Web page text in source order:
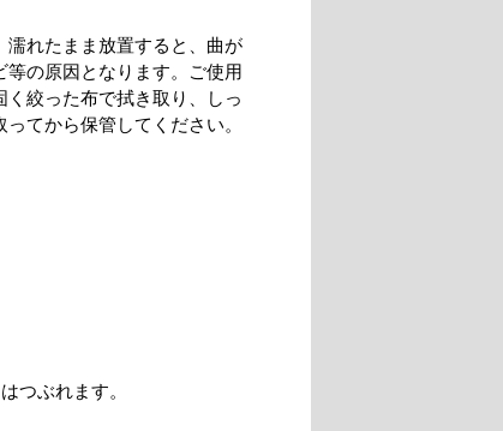
濡れたまま放置すると、曲が
等の原因となります。ご使用
く絞った布で拭き取り、しっ
てから保管してください。
つぶれます。